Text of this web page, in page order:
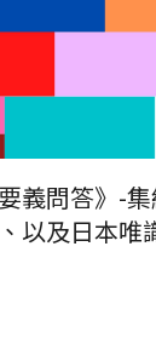
義問答》-
以及日本唯